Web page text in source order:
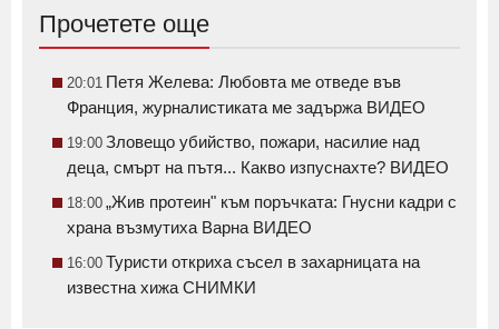
Прочетете още
20:01 Петя Желева: Любовта ме отведе във
Франция, журналистиката ме задържа ВИДЕО
19:00 Зловещо убийство, пожари, насилие над
деца, смърт на пътя... Какво изпуснахте? ВИДЕО
18:00 „Жив протеин" към поръчката: Гнусни кадри с
храна възмутиха Варна ВИДЕО
16:00 Туристи откриха съсел в захарницата на
известна хижа СНИМКИ